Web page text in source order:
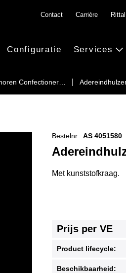
Confectioner…
Configuratie Services
Contact Carrière
Bestelnr.: AS 4051580
Met kunststofkraag.
Prijs per VE
Product lifecycle:
Beschikbaarheid: